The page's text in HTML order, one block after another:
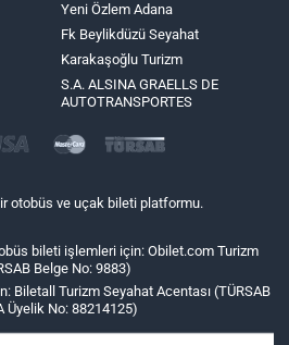
Yeni Özlem Adana
Fk Beylikdüzü Seyahat
Karakaşoğlu Turizm
S.A. ALSINA GRAELLS DE
AUTOTRANSPORTES
otobüs ve uçak bileti platformu.
bileti işlemleri için: Obilet.com Turizm
Belge No: 9883)
Biletall Turizm Seyahat Acentası (TÜRSAB
Üyelik No: 88214125)